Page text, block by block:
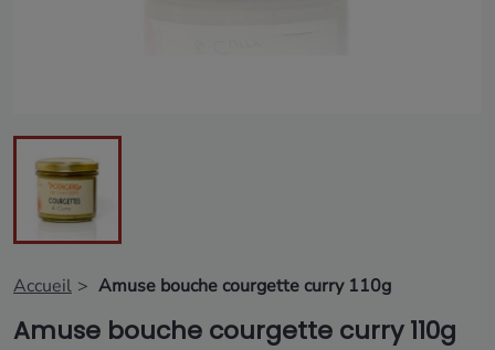
Accueil Amuse bouche courgette curry 110g
Amuse bouche courgette curry 110g